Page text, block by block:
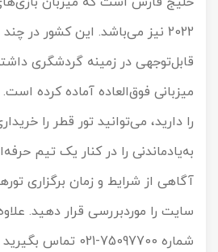
2022 نیز می‌باشد. این کشور در
قابل‌توجهی در زمینه گردشگری
میزبانی فوق‌العاده آماده کرده
را دارید، می‌توانید تور قطر را
به‌یادماندنی را در کنار یک تیم
آگاهی از شرایط و زمان برگزاری
سایت را موردبررسی قرار دهید.
شماره 75097700-021